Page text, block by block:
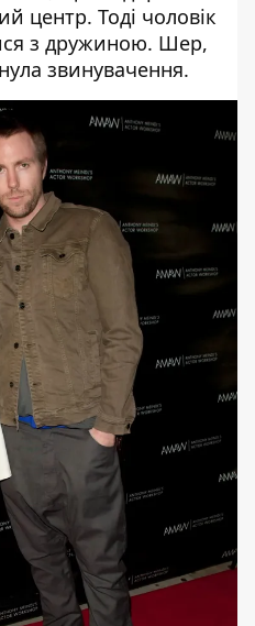
центр. Тоді чоловік
з дружиною. Шер,
звинувачення.